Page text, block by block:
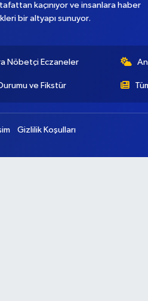
kaçınıyor ve insanlara haber
bir altyapı sunuyor.
Nöbetçi Eczaneler
ve Fikstür
Gizlilik Koşulları